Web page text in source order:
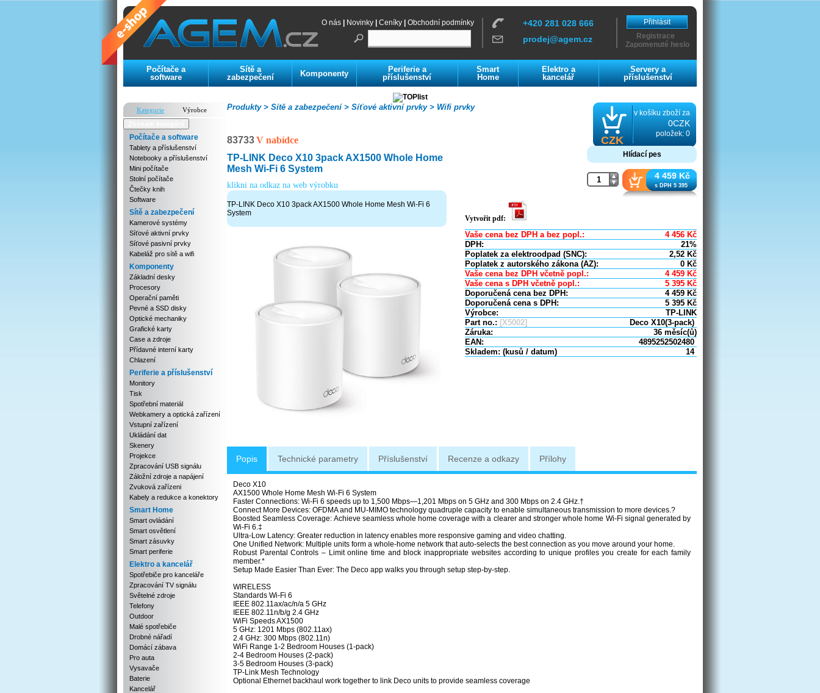
O nás Novinky Ceníky Obchodní podmínky
+420 281 028 666
prodej@agem.cz
Přihlásit
Registrace
Zapomenuté heslo
Počítače a
software
Sítě a
zabezpečení
Komponenty
Periferie a
příslušenství
Smart
Home
Elektro a
kancelář
Servery a
příslušenství
Kategorie
Výrobce
Počítače a software
Tablety a příslušenství
Notebooky a příslušenství
Mini počítače
Stolní počítače
Čtečky knih
Software
Sítě a zabezpečení
Kamerové systémy
Síťové aktivní prvky
Síťové pasivní prvky
Kabeláž pro sítě a wifi
Komponenty
Základní desky
Procesory
Operační paměti
Pevné a SSD disky
Optické mechaniky
Grafické karty
Case a zdroje
Přídavné interní karty
Chlazení
Periferie a příslušenství
Monitory
Tisk
Spotřební materiál
Webkamery a optická zařízení
Vstupní zařízení
Ukládání dat
Skenery
Projekce
Zpracování USB signálu
Záložní zdroje a napájení
Zvuková zařízeni
Kabely a redukce a konektory
Smart Home
Smart ovládání
Smart osvětlení
Smart zásuvky
Smart periferie
Elektro a kancelář
Spotřebiče pro kanceláře
Zpracování TV signálu
Světelné zdroje
Telefony
Outdoor
Malé spotřebiče
Drobné nářadí
Domácí zábava
Pro auta
Vysavače
Baterie
Kancelář
Wifi prvky
Síťové aktivní prvky >
Sítě a zabezpečení >
Produkty >
CZK
v košíku zboží za
0CZK
položek: 0
83733V nabídce
TP-LINK Deco X10 3pack AX1500 Whole Home
Mesh Wi-Fi 6 System
klikni na odkaz na web výrobku
TP-LINK Deco X10 3pack AX1500 Whole Home Mesh Wi-Fi 6
System
Hlídací pes
4 459 Kč
s DPH 5 395
Vytvořit pdf:
Vaše cena bez DPH a bez popl.: 4 456 Kč
DPH:
21%
Poplatek za elektroodpad (SNC):
2,52 Kč
Poplatek z autorského zákona (AZ):
0 Kč
Vaše cena bez DPH včetně popl.:
4 459 Kč
Vaše cena s DPH včetně popl.:
5 395 Kč
Doporučená cena bez DPH:
4 459 Kč
Doporučená cena s DPH:
5 395 Kč
Výrobce:
TP-LINK
Part no.: [X5002]
Deco X10(3-pack)
Záruka:
36 měsíc(ů)
EAN:
4895252502480
Skladem: (kusů / datum)
14
Popis Technické parametry Příslušenství Recenze a odkazy Přílohy
Deco X10
AX1500 Whole Home Mesh Wi-Fi 6 System
Faster Connections: Wi-Fi 6 speeds up to 1,500 Mbps—1,201 Mbps on 5 GHz and 300 Mbps on 2.4 GHz.†
Connect More Devices: OFDMA and MU-MIMO technology quadruple capacity to enable simultaneous transmission to more devices.?
Boosted Seamless Coverage: Achieve seamless whole home coverage with a clearer and stronger whole home Wi-Fi signal generated by
Wi-Fi 6.‡
Ultra-Low Latency: Greater reduction in latency enables more responsive gaming and video chatting.
One Unified Network: Multiple units form a whole-home network that auto-selects the best connection as you move around your home.
Robust Parental Controls – Limit online time and block inappropriate websites according to unique profiles you create for each family
member.*
Setup Made Easier Than Ever: The Deco app walks you through setup step-by-step.
WIRELESS
Standards Wi-Fi 6
IEEE 802.11ax/ac/n/a 5 GHz
IEEE 802.11n/b/g 2.4 GHz
WiFi Speeds AX1500
5 GHz: 1201 Mbps (802.11ax)
2.4 GHz: 300 Mbps (802.11n)
WiFi Range 1-2 Bedroom Houses (1-pack)
2-4 Bedroom Houses (2-pack)
3-5 Bedroom Houses (3-pack)
TP-Link Mesh Technology
Optional Ethernet backhaul work together to link Deco units to provide seamless coverage